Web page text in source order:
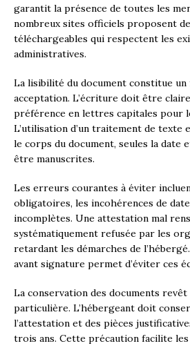
garantit la présence de toutes les
nombreux sites officiels proposent
téléchargeables qui respectent les
administratives.
La lisibilité du document constitue
acceptation. L’écriture doit être
préférence en lettres capitales pour
L’utilisation d’un traitement de texte
le corps du document, seules la date
être manuscrites.
Les erreurs courantes à éviter
obligatoires, les incohérences de
incomplètes. Une attestation mal
systématiquement refusée par les
retardant les démarches de
avant signature permet d’éviter ces
La conservation des documents
particulière. L’hébergeant doit
l’attestation et des pièces
trois ans. Cette précaution facilite les